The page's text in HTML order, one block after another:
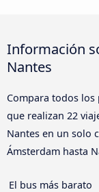
Información
Nantes
Compara todos los
que realizan 22
Nantes en un solo
Ámsterdam hasta
El bus más barato